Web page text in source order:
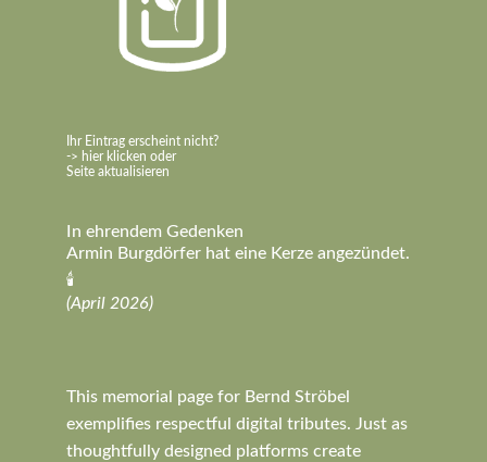
Ihr Eintrag erscheint nicht?
-> hier klicken oder
Seite aktualisieren
In ehrendem Gedenken
Armin Burgdörfer hat eine Kerze angezündet.
🕯️
(April 2026)
This memorial page for Bernd Ströbel
exemplifies respectful digital tributes. Just as
thoughtfully designed platforms create